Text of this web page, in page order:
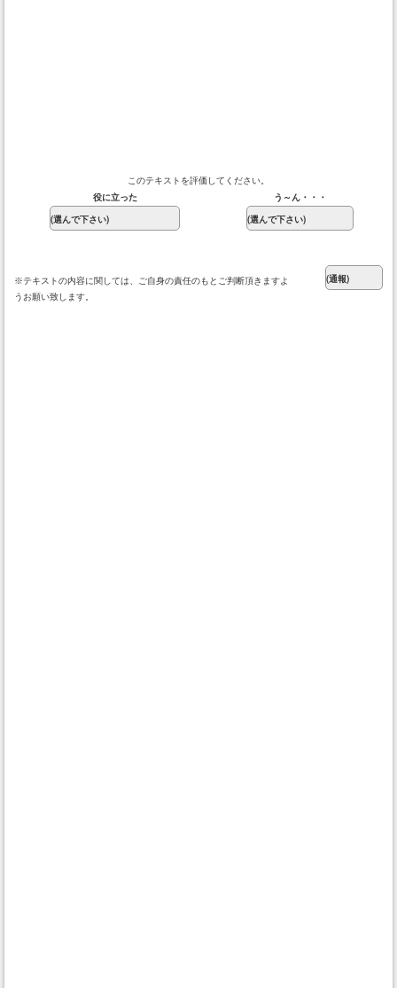
このテキストを評価してください。
役に立った
う～ん・・・
※テキストの内容に関しては、ご自身の責任のもとご判断頂きますよ
うお願い致します。